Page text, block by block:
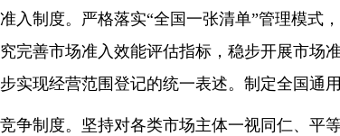
准入制度。严格落实“全国一张清单”管理模
完善市场准入效能评估指标，稳步开展市
实现经营范围登记的统一表述。制定全国通
竞争制度。坚持对各类市场主体一视同仁、